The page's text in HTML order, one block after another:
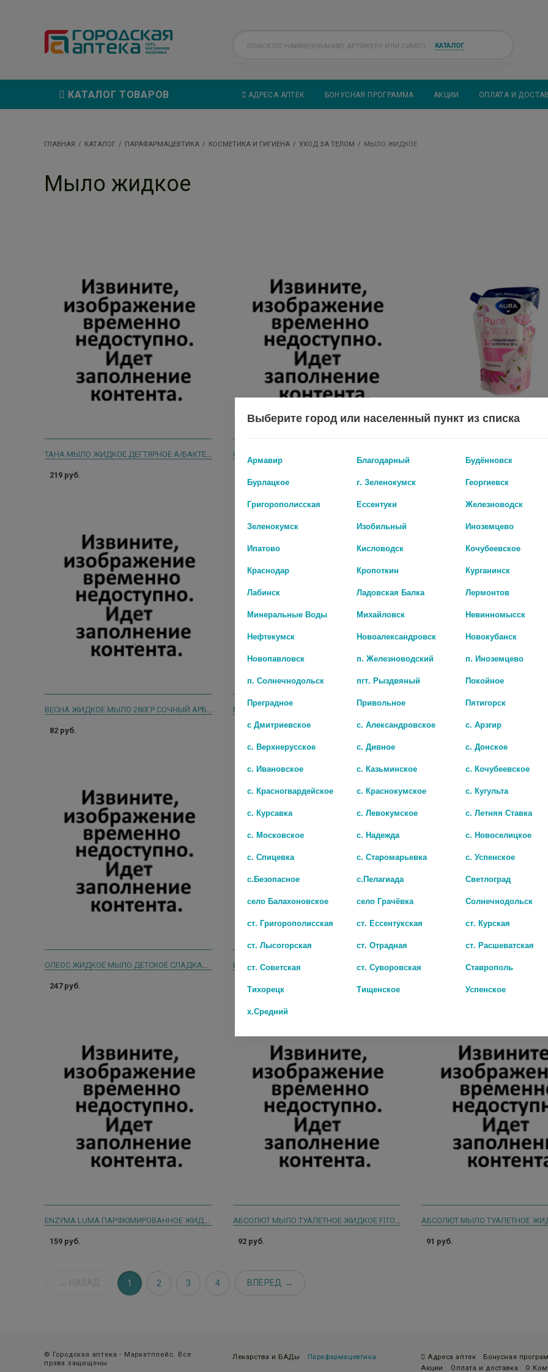
КАТАЛОГ
АДРЕСА АПТЕК БОНУСНАЯ ПРОГРАММА АКЦИИ ОПЛАТА И
КАТАЛОГ ТОВАРОВ
ГЛАВНАЯ КАТАЛОГ ПАРАФАРМАЦЕВТИКА КОСМЕТИКА И ГИГИЕНА УХОД ЗА ТЕЛОМ МЫЛО ЖИДКОЕ
Мыло жидкое
ТАНА МЫЛО ЖИДКОЕ ДЕГТЯРНОЕ А/БАКТЕР. 280МЛ.
219 руб.
ВЕСНА ЖИДКОЕ МЫЛО 280ГР СОЧНЫЙ АРБУЗ
82 руб.
МЫЛО ЖИДКОЕ АЛОЕ И ОВСЯНОЕ МОЛОЧКО 280Г. /ВЕСНА/
82 руб. 159 руб.
ОЛЕОС ЖИДКОЕ МЫЛО ДЕТСКОЕ СЛАДКАЯ ДЫНЯ 3+ 310 МЛ 21872
247 руб.
ENZYMA LUMA ПАРФЮМИРОВАННОЕ ЖИДКОЕ МЫЛО 1Л МОЛОКО+МЁД
159 руб.
159 руб. 92 руб. 91 руб.
1 2 3 4 ВПЕРЕД
© Городская аптека - Маркетплейс. Все
права защищены
Лекарства и БАДы Парафармацевтика Адреса аптек
Бонусная
Акции
Оплата и доставка О
Выберите город или населенный пункт из списка
Армавир Благодарный
Будённовск
Бурлацкое
г. Зеленокумск
Георгиевск
Григорополисская
Ессентуки
Железноводск
Зеленокумск
Изобильный
Иноземцево
Ипатово
Кисловодск
Кочубеевское
Краснодар
Кропоткин
Курганинск
Лабинск
Ладовская Балка
Лермонтов
Минеральные Воды
Михайловск
Невинномысск
Нефтекумск
Новоалександровск
Новокубанск
Новопавловск
п. Железноводский
п. Иноземцево
п. Солнечнодольск
пгт. Рыздвяный
Покойное
Преградное
Привольное
Пятигорск
с Дмитриевское
с. Александровское
с. Арзгир
с. Верхнерусское
с. Дивное
с. Донское
с. Ивановское
с. Казьминское
с. Кочубеевское
с. Красногвардейское
с. Краснокумское
с. Кугульта
с. Курсавка
с. Левокумское
с. Летняя Ставка
с. Московское
с. Надежда
с. Новоселицкое
с. Спицевка
с. Старомарьевка
с. Успенское
с.Безопасное
с.Пелагиада
Светлоград
село Балахоновское
село Грачёвка
Солнечнодольск
ст. Григорополисская
ст. Ессентукская
ст. Курская
ст. Лысогорская
ст. Отрадная
ст. Расшеватская
ст. Советская
ст. Суворовская
Ставрополь
Тихорецк
Тищенское
Успенское
х.Средний